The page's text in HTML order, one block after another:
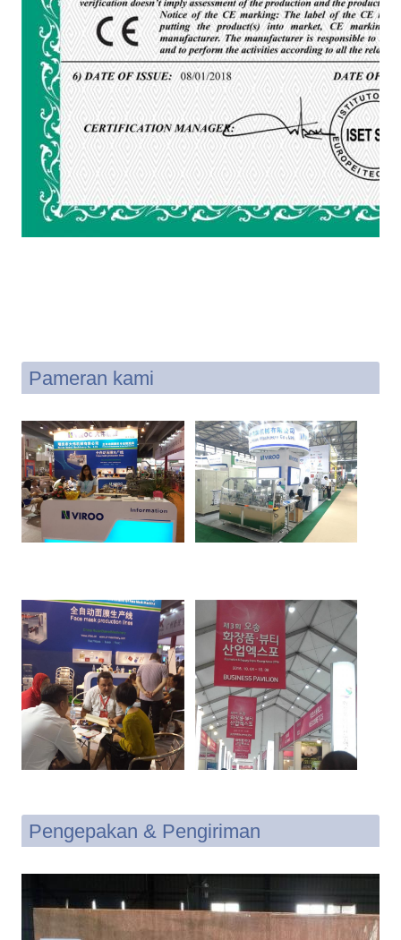
Pameran kami
Pengepakan & Pengiriman